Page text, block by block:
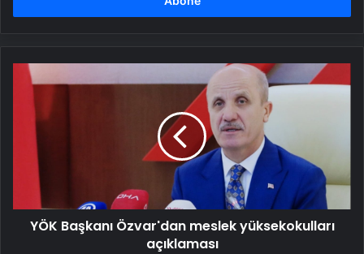
YÖK
Başkanı
meslek
yüksekokulları
açıklaması
YÖK Başkanı Özvar'dan meslek yüksekokulları
açıklaması